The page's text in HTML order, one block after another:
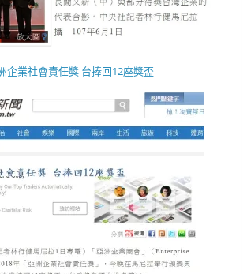
企業社會責任獎 台捧回12座獎盃